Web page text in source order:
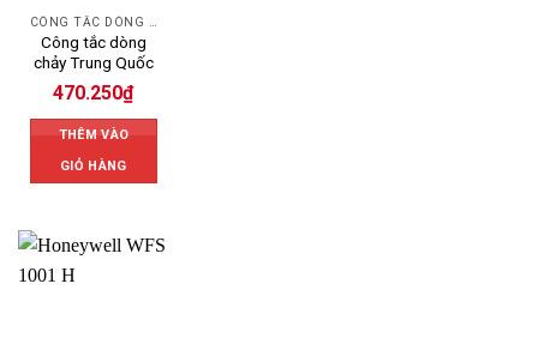
Công tắc dòng
chảy Trung Quốc
470.250₫
THÊM VÀO
GIỎ HÀNG